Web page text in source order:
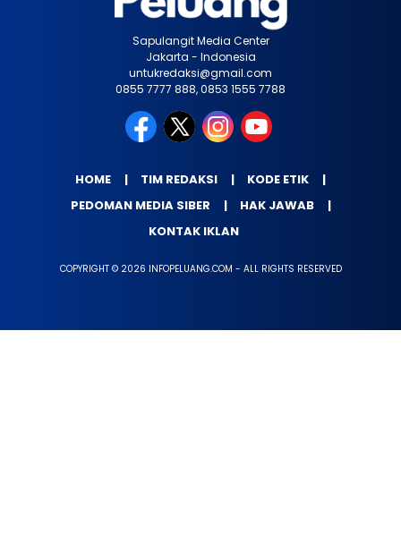
Sapulangit Media Center
Jakarta - Indonesia
untukredaksi@gmail.com
0855 7777 888, 0853 1555 7788
HOME TIM REDAKSI
KODE ETIK
PEDOMAN MEDIA SIBER
HAK JAWAB
KONTAK IKLAN
COPYRIGHT © 2026 INFOPELUANG.COM - ALL RIGHTS RESERVED